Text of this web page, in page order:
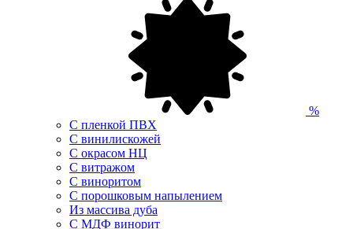
%
С пленкой ПВХ
С винилискожей
С окрасом НЦ
С витражом
С виноритом
С порошковым напылением
Из массива дуба
С МДФ винорит